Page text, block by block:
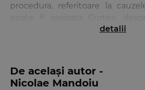
procedura, referitoare la
poate fi sesizata Curtea,
instantelor interne si ale CJUE.
aducandu-si si ea obolul
jurisprudentei UE (vezi anexa
detalii
De același autor -
Nicolae Mandoiu